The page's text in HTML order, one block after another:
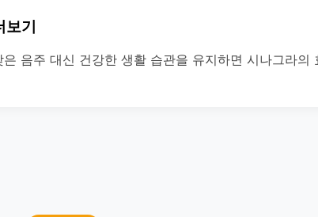
보기
은 음주 대신 건강한 생활 습관을 유지하면 시나그라의